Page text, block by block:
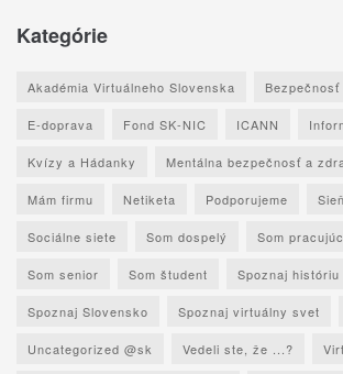
Kategórie
Akadémia Virtuálneho Slovenska Bezpečnosť
E-doprava Fond SK-NIC ICANN
Kvízy a Hádanky Mentálna bezpečnosť a
Mám firmu Netiketa Podporujeme
Sociálne siete Som dospelý Som
Som senior Som študent Spoznaj
Spoznaj Slovensko Spoznaj virtuálny svet
Uncategorized @sk Vedeli ste, že ...?